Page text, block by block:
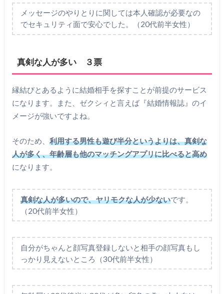
メッセージのやりとりに関しては本人確認が必要なの
でセキュリティ面で安心でした。（20代前半女性）
真剣な人が多い ３票
縁結びとあるように結婚相手を探すことが前提のサービス
になります。また、ゼクシィと言えば『結婚情報誌』のイ
メージが強いですよね。
そのため、 利用する男性も遊び半分というよりは、真剣な
人が多く、年齢層も他のマッチングアプリに比べると高め
になります。
真剣な人が多いので、ヤリモクな人が少ないです。
（20代前半女性）
自分がちゃんと顔写真登録しないと相手の顔写真もし
っかり見えないところ（30代前半女性）